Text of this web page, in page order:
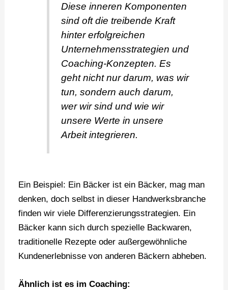
Diese inneren Komponenten
sind oft die treibende Kraft
hinter erfolgreichen
Unternehmensstrategien und
Coaching-Konzepten. Es
geht nicht nur darum, was wir
tun, sondern auch darum,
wer wir sind und wie wir
unsere Werte in unsere
Arbeit integrieren.
Ein Beispiel: Ein Bäcker ist ein Bäcker, mag man
denken, doch selbst in dieser Handwerksbranche
finden wir viele Differenzierungsstrategien. Ein
Bäcker kann sich durch spezielle Backwaren,
traditionelle Rezepte oder außergewöhnliche
Kundenerlebnisse von anderen Bäckern abheben.
Ähnlich ist es im Coaching: